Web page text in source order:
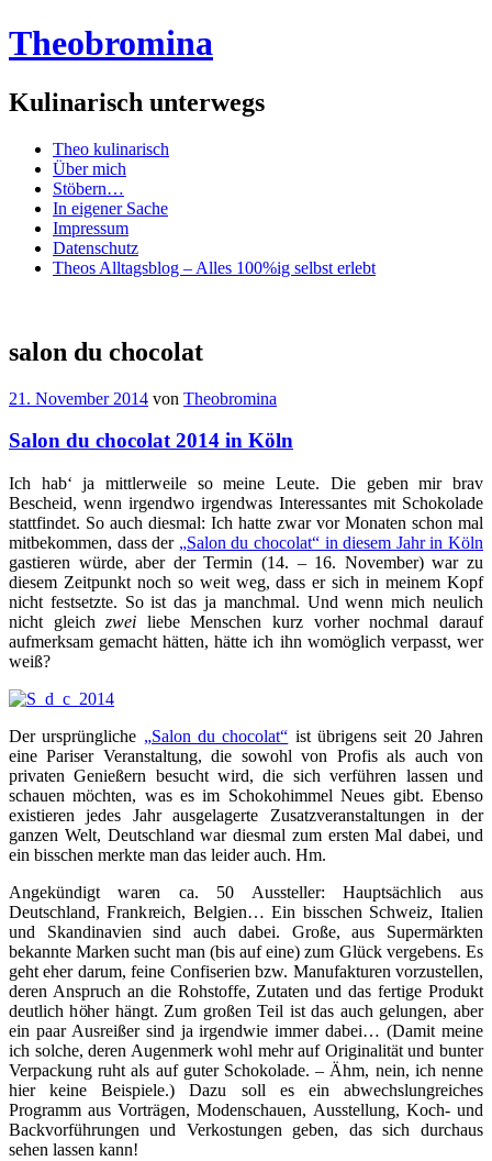
Theobromina
Kulinarisch unterwegs
Menü
Zum
Inhalt
springen
Theo kulinarisch
Über mich
Stöbern…
In eigener Sache
Impressum
Datenschutz
Theos Alltagsblog – Alles 100%ig selbst erlebt
salon du chocolat
21. November 2014 von Theobromina
Salon du chocolat 2014 in Köln
Ich hab‘ ja mittlerweile so meine Leute. Die geben mir brav
Bescheid, wenn irgendwo irgendwas Interessantes mit Schokolade
stattfindet. So auch diesmal: Ich hatte zwar vor Monaten schon mal
mitbekommen, dass der „Salon du chocolat“ in diesem Jahr in Köln
gastieren würde, aber der Termin (14. – 16. November) war zu
diesem Zeitpunkt noch so weit weg, dass er sich in meinem Kopf
nicht festsetzte. So ist das ja manchmal. Und wenn mich neulich
nicht gleichzwei liebe Menschen kurz vorher nochmal darauf
aufmerksam gemacht hätten, hätte ich ihn womöglich verpasst, wer
weiß?
Der ursprüngliche „Salon du chocolat“ ist übrigens seit 20 Jahren
eine Pariser Veranstaltung, die sowohl von Profis als auch von
privaten Genießern besucht wird, die sich verführen lassen und
schauen möchten, was es im Schokohimmel Neues gibt. Ebenso
existieren jedes Jahr ausgelagerte Zusatzveranstaltungen in der
ganzen Welt, Deutschland war diesmal zum ersten Mal dabei, und
ein bisschen merkte man das leider auch. Hm.
Angekündigt waren ca. 50 Aussteller: Hauptsächlich aus
Deutschland, Frankreich, Belgien… Ein bisschen Schweiz, Italien
und Skandinavien sind auch dabei. Große, aus Supermärkten
bekannte Marken sucht man (bis auf eine) zum Glück vergebens. Es
geht eher darum, feine Confiserien bzw. Manufakturen vorzustellen,
deren Anspruch an die Rohstoffe, Zutaten und das fertige Produkt
deutlich höher hängt. Zum großen Teil ist das auch gelungen, aber
ein paar Ausreißer sind ja irgendwie immer dabei… (Damit meine
ich solche, deren Augenmerk wohl mehr auf Originalität und bunter
Verpackung ruht als auf guter Schokolade. – Ähm, nein, ich nenne
hier keine Beispiele.) Dazu soll es ein abwechslungreiches
Programm aus Vorträgen, Modenschauen, Ausstellung, Koch- und
Backvorführungen und Verkostungen geben, das sich durchaus
sehen lassen kann!